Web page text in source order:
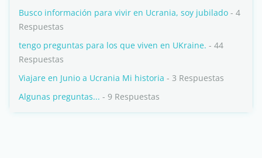
Busco información para vivir en Ucrania, soy jubilado - 4
Respuestas
tengo preguntas para los que viven en UKraine. - 44
Respuestas
Viajare en Junio a Ucrania Mi historia - 3 Respuestas
Algunas preguntas... - 9 Respuestas